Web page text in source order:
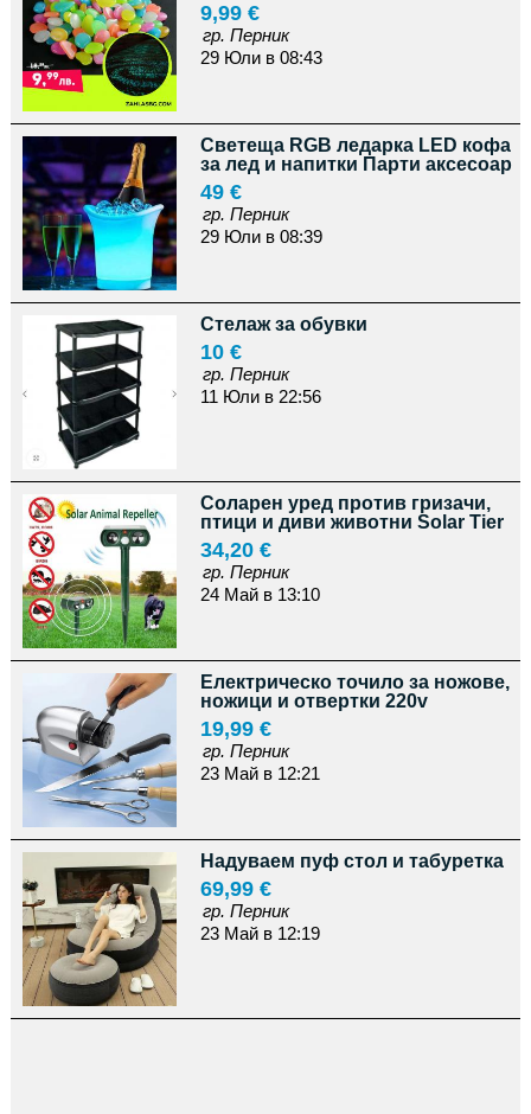
9,99 €
гр. Перник
29 Юли в 08:43
Светеща RGB ледарка LED кофа
за лед и напитки Парти аксесоар
49 €
гр. Перник
29 Юли в 08:39
Стелаж за обувки
10 €
гр. Перник
11 Юли в 22:56
Соларен уред против гризачи,
птици и диви животни Solar Tier
34,20 €
гр. Перник
24 Май в 13:10
Електрическо точило за ножове,
ножици и отвертки 220v
19,99 €
гр. Перник
23 Май в 12:21
Надуваем пуф стол и табуретка
69,99 €
гр. Перник
23 Май в 12:19